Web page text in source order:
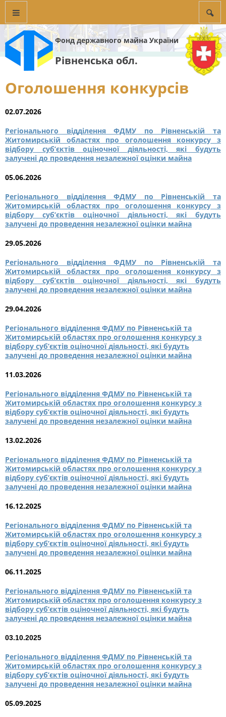
Фонд державного майна України
Рівненська обл.
Оголошення конкурсів
02.07.2026
Регіонального відділення ФДМУ по Рівненській та
Житомирській областях про оголошення конкурсу з
відбору суб’єктів оціночної діяльності, які будуть
залучені до проведення незалежної оцінки майна
05.06.2026
Регіонального відділення ФДМУ по Рівненській та
Житомирській областях про оголошення конкурсу з
відбору суб’єктів оціночної діяльності, які будуть
залучені до проведення незалежної оцінки майна
29.05.2026
Регіонального відділення ФДМУ по Рівненській та
Житомирській областях про оголошення конкурсу з
відбору суб’єктів оціночної діяльності, які будуть
залучені до проведення незалежної оцінки майна
29.04.2026
Регіонального відділення ФДМУ по Рівненській та
Житомирській областях про оголошення конкурсу з
відбору суб’єктів оціночної діяльності, які будуть
залучені до проведення незалежної оцінки майна
11.03.2026
Регіонального відділення ФДМУ по Рівненській та
Житомирській областях про оголошення конкурсу з
відбору суб’єктів оціночної діяльності, які будуть
залучені до проведення незалежної оцінки майна
13.02.2026
Регіонального відділення ФДМУ по Рівненській та
Житомирській областях про оголошення конкурсу з
відбору суб’єктів оціночної діяльності, які будуть
залучені до проведення незалежної оцінки майна
16.12.2025
Регіонального відділення ФДМУ по Рівненській та
Житомирській областях про оголошення конкурсу з
відбору суб’єктів оціночної діяльності, які будуть
залучені до проведення незалежної оцінки майна
06.11.2025
Регіонального відділення ФДМУ по Рівненській та
Житомирській областях про оголошення конкурсу з
відбору суб’єктів оціночної діяльності, які будуть
залучені до проведення незалежної оцінки майна
03.10.2025
Регіонального відділення ФДМУ по Рівненській та
Житомирській областях про оголошення конкурсу з
відбору суб’єктів оціночної діяльності, які будуть
залучені до проведення незалежної оцінки майна
05.09.2025